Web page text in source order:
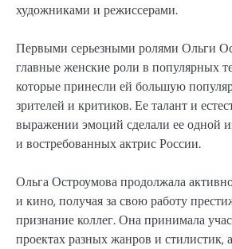
художниками и режиссерами.
Первыми серьезными ролями Ольги
главные женские роли в популярных
которые принесли ей большую
зрителей и критиков. Ее талант и
выражении эмоций сделали ее одной
и востребованных актрис России.
Ольга Остроумова продолжала
и кино, получая за свою работу
признание коллег. Она принимала
проектах разных жанров и стилистик,